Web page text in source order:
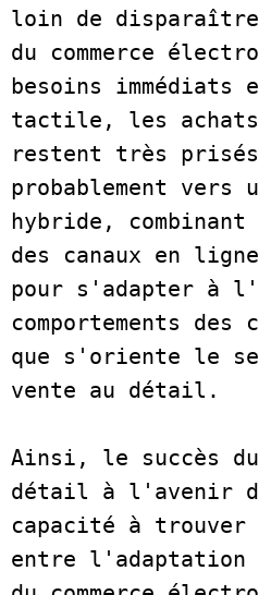
loin de
du commerce
besoins immédiats
tactile, les achats
restent très
probablement vers
hybride, combinant
des canaux en
pour s'adapter à
comportements des
que s'oriente le
vente au détail.
Ainsi, le succès du
détail à l'avenir
capacité à
entre l'adaptation